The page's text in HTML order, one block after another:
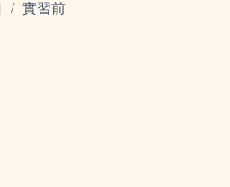
實習前